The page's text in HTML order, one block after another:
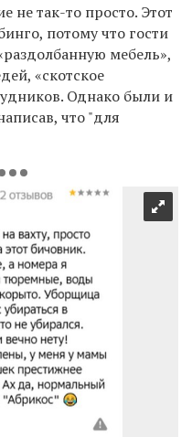
не так-то просто. Этот
потому что гости
мебель»,
«скотское
Однако были и
что "для